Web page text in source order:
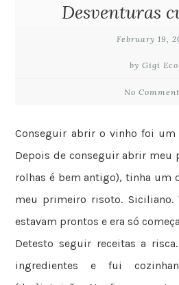
Desventuras
February 19,
by Gigi Eco
No
Conseguir abrir o vinho foi um
Depois de conseguir abrir meu
rolhas é bem antigo), tinha um
meu primeiro risoto. Siciliano.
estavam prontos e era só
Detesto seguir receitas a
ingredientes e fui